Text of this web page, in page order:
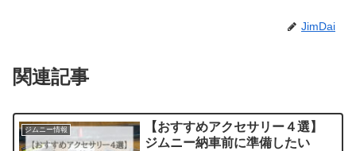
JimDai
関連記事
ジムニー情報
【おすすめアクセサリー４選】
ジムニー納車前に準備したい